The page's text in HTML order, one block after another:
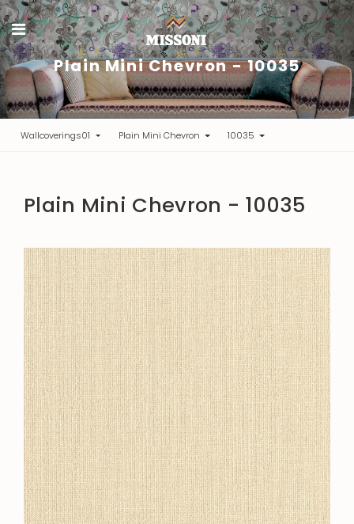
Plain Mini Chevron - 10035
Wallcoverings01 Plain Mini Chevron 10035
Plain Mini Chevron - 10035